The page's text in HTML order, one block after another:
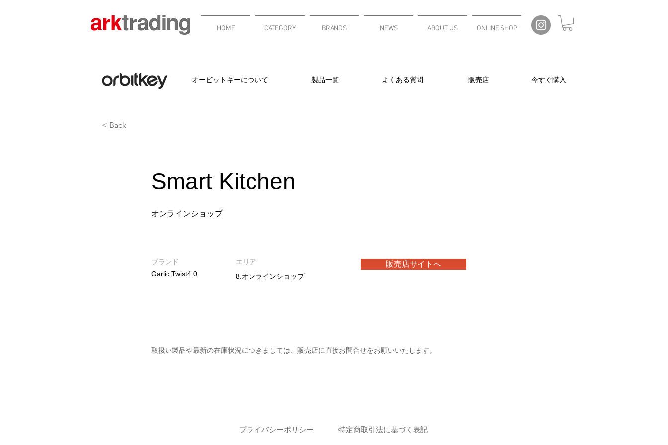
HOME CATEGORY BRANDS NEWS ABOUT US ONLINE SHOP
オービットキーについて 製品一覧 よくある質問 販売店 今すぐ購入
< Back
Smart Kitchen
オンラインショップ
ブランド
Garlic Twist4.0
エリア
8.オンラインショップ
販売店サイトへ
取扱い製品や最新の在庫状況につきましては、販売店に直接お問合せをお願いいたします。
プライバシーポリシー 特定商取引法に基づく表記